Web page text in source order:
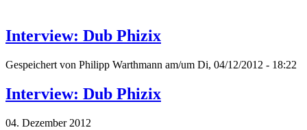
Interview: Dub Phizix
Gespeichert von Philipp Warthmann am/um Di, 04/12/2012 - 18:22
Interview: Dub Phizix
04. Dezember 2012